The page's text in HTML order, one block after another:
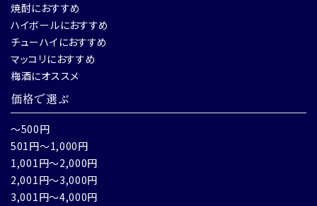
焼酎におすすめ
ハイボールにおすすめ
チューハイにおすすめ
マッコリにおすすめ
梅酒にオススメ
価格で選ぶ
～500円
501円～1,000円
1,001円～2,000円
2,001円～3,000円
3,001円～4,000円